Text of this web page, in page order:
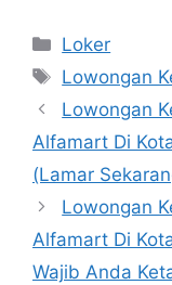
Kategori
Loker
Tag
Lowongan
Lowongan
Alfamart Di
(Lamar
Lowongan
Alfamart Di
Wajib Anda